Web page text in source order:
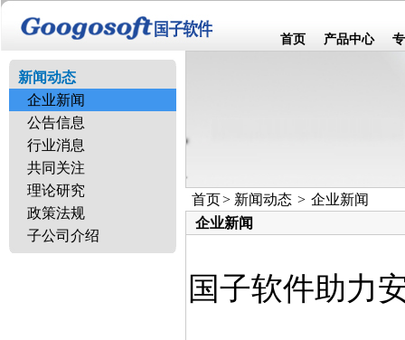
首页 产品中心
新闻动态
企业新闻
公告信息
行业消息
共同关注
理论研究
政策法规
子公司介绍
首页> 新闻动态 > 企业新闻
企业新闻
国子软件助力